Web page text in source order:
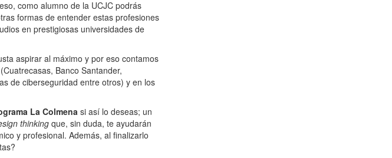
como alumno de la UCJC podrás
formas de entender estas profesiones
en prestigiosas universidades de
aspirar al máximo y por eso contamos
Banco Santander,
de ciberseguridad entre otros) y en los
La Colmena si así lo deseas; un
thinkingque, sin duda, te ayudarán
y profesional. Además, al finalizarlo